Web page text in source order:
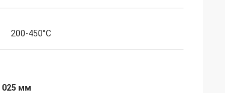
200-450°С
025 мм